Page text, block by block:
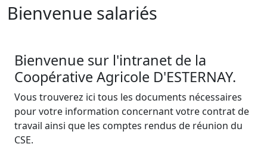
Bienvenue salariés
Bienvenue sur l'intranet de la
Coopérative Agricole D'ESTERNAY.
Vous trouverez ici tous les documents nécessaires
pour votre information concernant votre contrat de
travail ainsi que les comptes rendus de réunion du
CSE.